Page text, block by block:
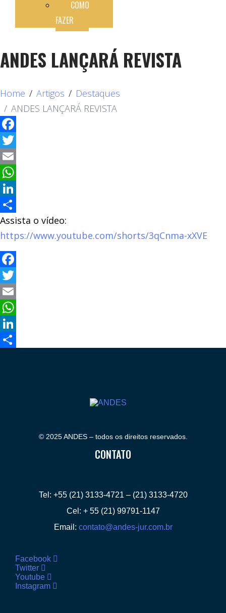
COMO
FAZER
ANDES LANÇARÁ REVISTA
Home Artigos
Destaques
ANDES LANÇARÁ REVISTA
Facebook
Twitter
Email
WhatsApp
LinkedIn
Compartilhar
Assista o vídeo:
https://www.youtube.com/shorts/3qCnma-xXVE
Facebook
Twitter
Email
WhatsApp
LinkedIn
© 2025 ANDES – todos os direitos reservados.
CONTATO
Tel: +55 (21) 3133-4721 – (21) 3133-4720
Cel: + 55 (21) 99791-1147
Email: contato@andes-jur.com.br
Facebook
Twitter
Youtube
Instagram